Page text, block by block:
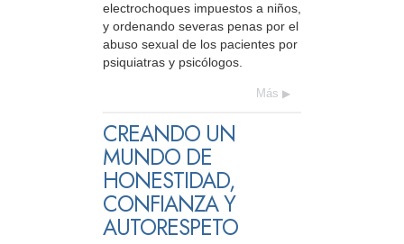
electrochoques impuestos a niños,
y ordenando severas penas por el
abuso sexual de los pacientes por
psiquiatras y psicólogos.
Más
CREANDO UN
MUNDO DE
HONESTIDAD,
CONFIANZA Y
AUTORESPETO